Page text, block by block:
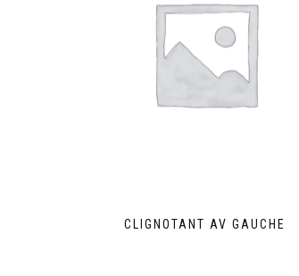
CLIGNOTANT AV GAUCHE